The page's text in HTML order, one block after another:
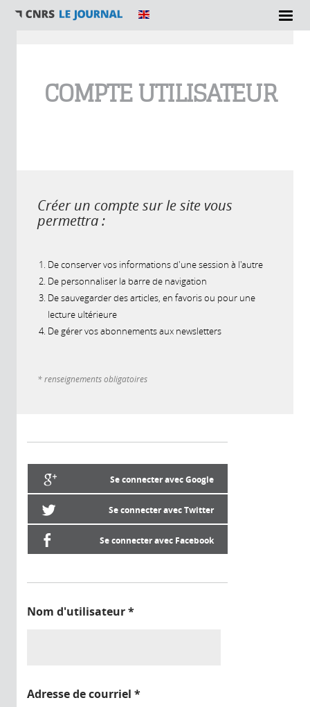
COMPTE UTILISATEUR
Créer un compte sur le site vous
permettra :
De conserver vos informations d'une session à l'autre
De personnaliser la barre de navigation
De sauvegarder des articles, en favoris ou pour une
lecture ultérieure
De gérer vos abonnements aux newsletters
* renseignements obligatoires
Se connecter avec Google
Se connecter avec Twitter
Se connecter avec Facebook
Nom d'utilisateur*
Adresse de courriel *